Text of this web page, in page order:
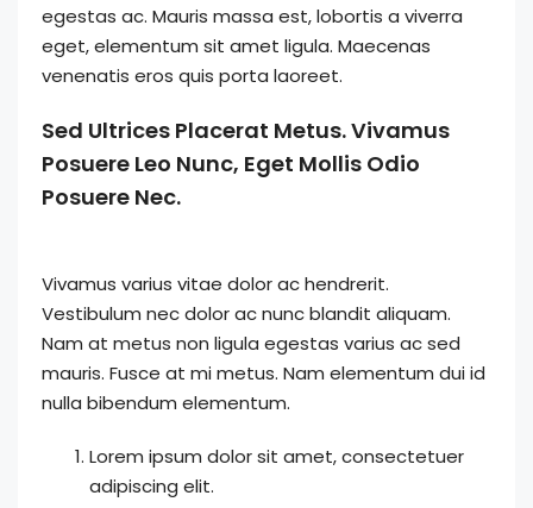
egestas ac. Mauris massa est, lobortis a viverra
eget, elementum sit amet ligula. Maecenas
venenatis eros quis porta laoreet.
Sed Ultrices Placerat Metus. Vivamus
Posuere Leo Nunc, Eget Mollis Odio
Posuere Nec.
Vivamus varius vitae dolor ac hendrerit.
Vestibulum nec dolor ac nunc blandit aliquam.
Nam at metus non ligula egestas varius ac sed
mauris. Fusce at mi metus. Nam elementum dui id
nulla bibendum elementum.
Lorem ipsum dolor sit amet, consectetuer
adipiscing elit.